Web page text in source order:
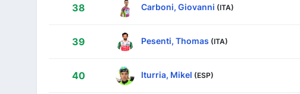
38 Carboni, Giovanni (ITA)
39 Pesenti, Thomas (ITA)
40 Iturria, Mikel (ESP)